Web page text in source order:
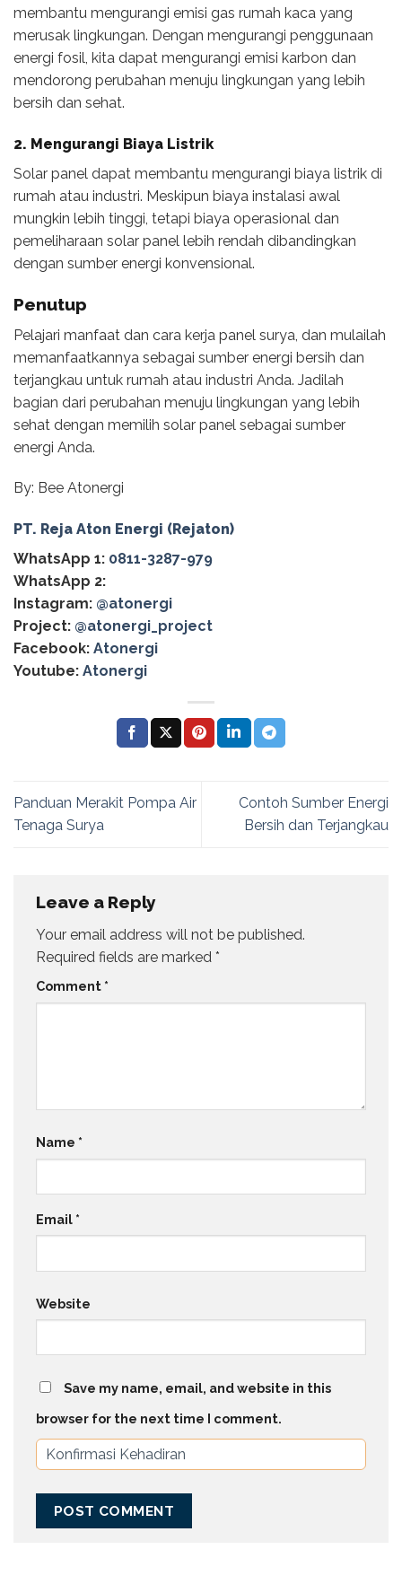
membantu mengurangi emisi gas rumah kaca yang
merusak lingkungan. Dengan mengurangi penggunaan
energi fosil, kita dapat mengurangi emisi karbon dan
mendorong perubahan menuju lingkungan yang lebih
bersih dan sehat.
2. Mengurangi Biaya Listrik
Solar panel dapat membantu mengurangi biaya listrik di
rumah atau industri. Meskipun biaya instalasi awal
mungkin lebih tinggi, tetapi biaya operasional dan
pemeliharaan solar panel lebih rendah dibandingkan
dengan sumber energi konvensional.
Penutup
Pelajari manfaat dan cara kerja panel surya, dan mulailah
memanfaatkannya sebagai sumber energi bersih dan
terjangkau untuk rumah atau industri Anda. Jadilah
bagian dari perubahan menuju lingkungan yang lebih
sehat dengan memilih solar panel sebagai sumber
energi Anda.
By: Bee Atonergi
PT. Reja Aton Energi (Rejaton)
WhatsApp 1: 0811-3287-979
WhatsApp 2:
Instagram: @atonergi
Project: @atonergi_project
Facebook: Atonergi
Youtube: Atonergi
Panduan Merakit Pompa Air
Tenaga Surya
Contoh Sumber Energi
Bersih dan Terjangkau
Leave a Reply
Your email address will not be published.
Required fields are marked *
Comment *
Name *
Email *
Website
Save my name, email, and website in this
browser for the next time I comment.